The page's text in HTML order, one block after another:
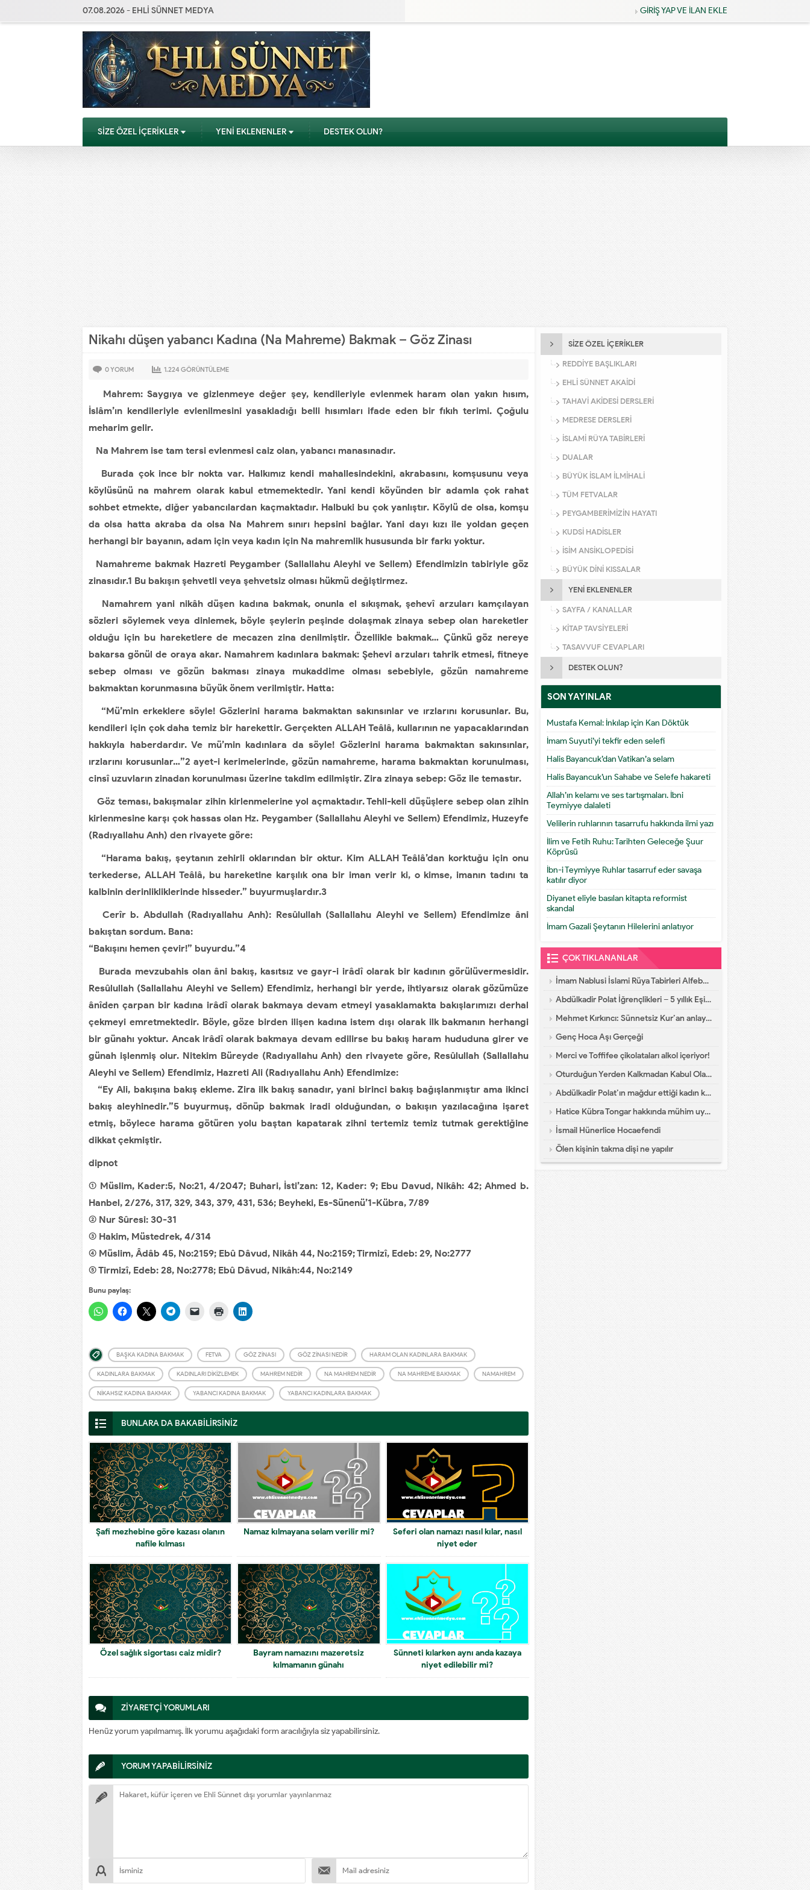
07.08.2026 - EHLİ SÜNNET MEDYA GİRİŞ YAP VE İLAN EKLE
SİZE ÖZEL İÇERİKLER YENİ EKLENENLER DESTEK OLUN?
Nikahı düşen yabancı Kadına (Na Mahreme) Bakmak – Göz Zinası
0YORUM 1.224 GÖRÜNTÜLEME
Mahrem: Saygıya ve gizlenmeye değer şey, kendileriyle evlenmek haram olan yakın hısım,
İslâm’ın kendileriyle evlenilmesini yasakladığı belli hısımları ifade eden bir fıkıh terimi. Çoğulu
meharim gelir.
Na Mahrem ise tam tersi evlenmesi caiz olan, yabancı manasınadır.
Burada çok ince bir nokta var. Halkımız kendi mahallesindekini, akrabasını, komşusunu veya
köylüsünü na mahrem olarak kabul etmemektedir. Yani kendi köyünden bir adamla çok rahat
sohbet etmekte, diğer yabancılardan kaçmaktadır. Halbuki bu çok yanlıştır. Köylü de olsa, komşu
da olsa hatta akraba da olsa Na Mahrem sınırı hepsini bağlar. Yani dayı kızı ile yoldan geçen
herhangi bir bayanın, adam için veya kadın için Na mahremlik hususunda bir farkı yoktur.
Namahreme bakmak Hazreti Peygamber (Sallallahu Aleyhi ve Sellem) Efendimizin tabiriyle göz
zinasıdır.1 Bu bakışın şehvetli veya şehvetsiz olması hükmü değiştirmez.
Namahrem yani nikâh düşen kadına bakmak, onunla el sıkışmak, şehevî arzuları kamçılayan
sözleri söylemek veya dinlemek, böyle şeylerin peşinde dolaşmak zinaya sebep olan hareketler
olduğu için bu hareketlere de mecazen zina denilmiştir. Özellikle bakmak… Çünkü göz nereye
bakarsa gönül de oraya akar. Namahrem kadınlara bakmak: Şehevi arzuları tahrik etmesi, fitneye
sebep olması ve gözün bakması zinaya mukaddime olması sebebiyle, gözün namahreme
bakmaktan korunmasına büyük önem verilmiştir. Hatta:
“Mü’min erkeklere söyle! Gözlerini harama bakmaktan sakınsınlar ve ırzlarını korusunlar. Bu,
kendileri için çok daha temiz bir harekettir. Gerçekten ALLAH Teâlâ, kullarının ne yapacaklarından
hakkıyla haberdardır. Ve mü’min kadınlara da söyle! Gözlerini harama bakmaktan sakınsınlar,
ırzlarını korusunlar…”2 ayet-i kerimelerinde, gözün namahreme, harama bakmaktan korunulması,
cinsî uzuvların zinadan korunulması üzerine takdim edilmiştir. Zira zinaya sebep: Göz ile temastır.
Göz teması, bakışmalar zihin kirlenmelerine yol açmaktadır. Tehli-keli düşüşlere sebep olan zihin
kirlenmesine karşı çok hassas olan Hz. Peygamber (Sallallahu Aleyhi ve Sellem) Efendimiz, Huzeyfe
(Radıyallahu Anh) den rivayete göre:
“Harama bakış, şeytanın zehirli oklarından bir oktur. Kim ALLAH Teâlâ’dan korktuğu için onu
terkederse, ALLAH Teâlâ, bu hareketine karşılık ona bir iman verir ki, o kimse, imanın tadını ta
kalbinin derinlikliklerinde hisseder.” buyurmuşlardır.3
Cerîr b. Abdullah (Radıyallahu Anh): Resûlullah (Sallallahu Aleyhi ve Sellem) Efendimize âni
bakıştan sordum. Bana:
“Bakışını hemen çevir!” buyurdu.”4
Burada mevzubahis olan âni bakış, kasıtsız ve gayr-i irâdî olarak bir kadının görülüvermesidir.
Resûlullah (Sallallahu Aleyhi ve Sellem) Efendimiz, herhangi bir yerde, ihtiyarsız olarak gözümüze
ânîden çarpan bir kadına irâdî olarak bakmaya devam etmeyi yasaklamakta bakışlarımızı derhal
çekmeyi emretmektedir. Böyle, göze birden ilişen kadına istem dışı olarak ilk bakmanın herhangi
bir günahı yoktur. Ancak irâdî olarak bakmaya devam edilirse bu bakış haram hududuna girer ve
günah işlenmiş olur. Nitekim Büreyde (Radıyallahu Anh) den rivayete göre, Resûlullah (Sallallahu
Aleyhi ve Sellem) Efendimiz, Hazreti Ali (Radıyallahu Anh) Efendimize:
“Ey Ali, bakışına bakış ekleme. Zira ilk bakış sanadır, yani birinci bakış bağışlanmıştır ama ikinci
bakış aleyhinedir.”5 buyurmuş, dönüp bakmak iradi olduğundan, o bakışın yazılacağına işaret
etmiş, böylece harama götüren yolu baştan kapatarak zihni tertemiz temiz tutmak gerektiğine
dikkat çekmiştir.
dipnot
(1) Müslim, Kader:5, No:21, 4/2047; Buhari, İsti’zan: 12, Kader: 9; Ebu Davud, Nikâh: 42; Ahmed b.
Hanbel, 2/276, 317, 329, 343, 379, 431, 536; Beyheki, Es-Sünenü’1-Kübra, 7/89
(2) Nur Sûresi: 30-31
(3) Hakim, Müstedrek, 4/314
(4) Müslim, Âdâb 45, No:2159; Ebû Dâvud, Nikâh 44, No:2159; Tirmizî, Edeb: 29, No:2777
(5) Tirmizî, Edeb: 28, No:2778; Ebû Dâvud, Nikâh:44, No:2149
Bunu paylaş:
BAŞKA KADINA BAKMAK FETVA GÖZ ZINASI GÖZ ZINASI NEDIR HARAM OLAN KADINLARA BAKMAK
KADINLARA BAKMAK KADINLARI DIKIZLEMEK MAHREM NEDIR NA MAHREM NEDIR NA MAHREME BAKMAK NAMAHREM
NIKAHSIZ KADINA BAKMAK YABANCI KADINA BAKMAK YABANCI KADINLARA BAKMAK
BUNLARA DA BAKABİLİRSİNİZ
Şafi mezhebine göre kazası olanın
nafile kılması
Namaz kılmayana selam verilir mi?
Seferi olan namazı nasıl kılar, nasıl
niyet eder
Özel sağlık sigortası caiz midir?
Bayram namazını mazeretsiz
kılmamanın günahı
Sünneti kılarken aynı anda kazaya
niyet edilebilir mi?
ZİYARETÇİ YORUMLARI
Henüz yorum yapılmamış. İlk yorumu aşağıdaki form aracılığıyla siz yapabilirsiniz.
YORUM YAPABİLİRSİNİZ
SİZE ÖZEL İÇERİKLER
REDDİYE BAŞLIKLARI
EHLİ SÜNNET AKAİDİ
TAHAVİ AKİDESİ DERSLERİ
MEDRESE DERSLERİ
İSLAMİ RÜYA TABİRLERİ
DUALAR
BÜYÜK İSLAM İLMİHALİ
TÜM FETVALAR
PEYGAMBERİMİZİN HAYATI
KUDSİ HADİSLER
İSİM ANSİKLOPEDİSİ
BÜYÜK DİNİ KISSALAR
YENİ EKLENENLER
SAYFA / KANALLAR
KİTAP TAVSİYELERİ
TASAVVUF CEVAPLARI
DESTEK OLUN?
SON YAYINLAR
Mustafa Kemal: İnkılap için Kan Döktük
İmam Suyuti’yi tekfir eden selefi
Halis Bayancuk’dan Vatikan’a selam
Halis Bayancuk’un Sahabe ve Selefe hakareti
Allah’ın kelamı ve ses tartışmaları. İbni
Teymiyye dalaleti
Velilerin ruhlarının tasarrufu hakkında ilmi yazı
İlim ve Fetih Ruhu: Tarihten Geleceğe Şuur
Köprüsü
İbn-i Teymiyye Ruhlar tasarruf eder savaşa
katılır diyor
Diyanet eliyle basılan kitapta reformist
skandal
İmam Gazali Şeytanın Hilelerini anlatıyor
ÇOK TIKLANANLAR
İmam Nablusi İslami Rüya Tabirleri Alfebatik Sıra
Abdülkadir Polat İğrençlikleri – 5 yıllık Eşinin İtirafları
Mehmet Kırkıncı: Sünnetsiz Kur’an anlayışı hastalıktır, dalalettir!
Genç Hoca Aşı Gerçeği
Merci ve Toffifee çikolataları alkol içeriyor!
Oturduğun Yerden Kalkmadan Kabul Olacak Dua
Abdülkadir Polat’ın mağdur ettiği kadın konuştu
Hatice Kübra Tongar hakkında mühim uyarı
İsmail Hünerlice Hocaefendi
Ölen kişinin takma dişi ne yapılır